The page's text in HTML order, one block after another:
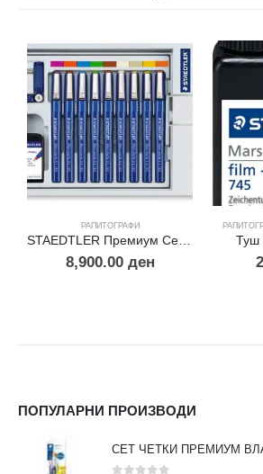
РАПИТОГРАФИ
STAEDTLER Премиум Сет 9 Рапитографи
8,900.00 ден
Туш
ПОПУЛАРНИ ПРОИЗВОДИ
СЕТ ЧЕТКИ ПРЕМИУМ